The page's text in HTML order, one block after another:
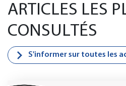
ARTICLES LES
CONSULTÉS
S'informer sur toutes les